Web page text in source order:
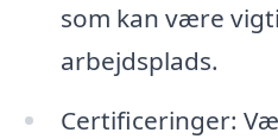
som kan være
arbejdsplads.
Certificeringer: